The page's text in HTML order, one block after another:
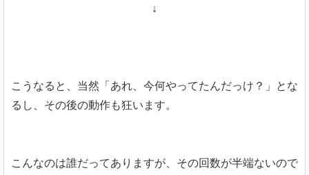
↓
こうなると、当然「あれ、今何やってたんだっけ？」とな
るし、その後の動作も狂います。
こんなのは誰だってありますが、その回数が半端ないので